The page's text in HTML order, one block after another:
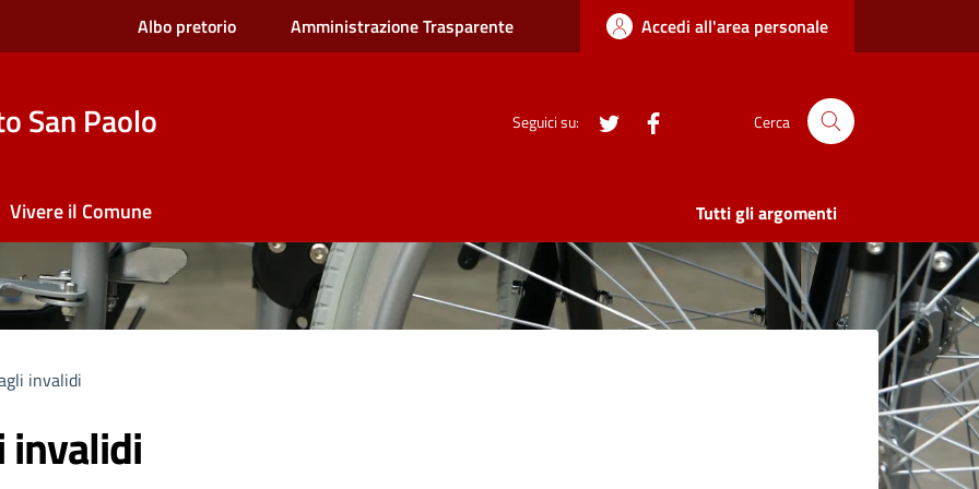
Albo pretorio Amministrazione Trasparente Accedi all'area personale
San Paolo Seguici su: twitter Cerca
Vivere il Comune Tutti gli argomenti
invalidi
invalidi